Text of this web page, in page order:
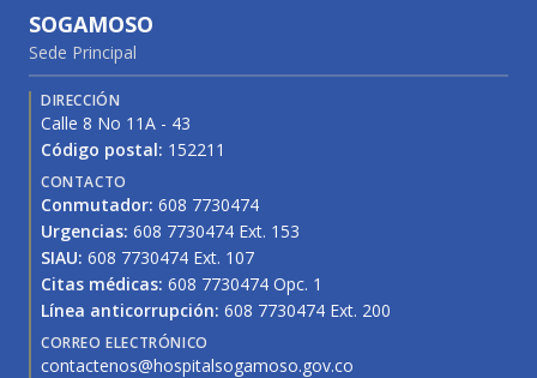
SOGAMOSO
Sede Principal
DIRECCIÓN
Calle 8 No 11A - 43
Código postal: 152211
CONTACTO
Conmutador: 608 7730474
Urgencias: 608 7730474 Ext. 153
SIAU: 608 7730474 Ext. 107
Citas médicas: 608 7730474 Opc. 1
Línea anticorrupción: 608 7730474 Ext. 200
CORREO ELECTRÓNICO
contactenos@hospitalsogamoso.gov.co